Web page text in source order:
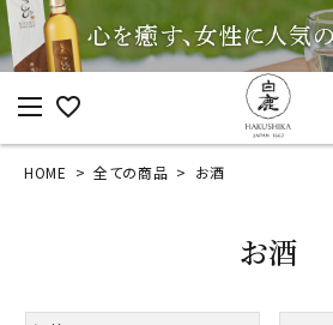
favorite_border
ログイン 新規会員登録
HOME 全ての商品 お酒
お酒